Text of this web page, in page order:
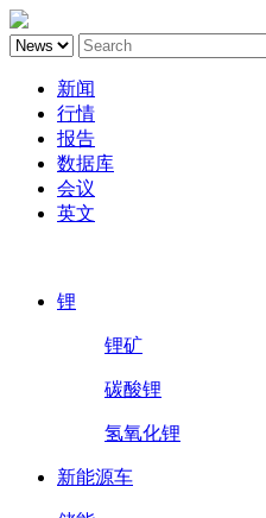
新闻
行情
报告
数据库
会议
英文
锂
锂矿
碳酸锂
氢氧化锂
新能源车